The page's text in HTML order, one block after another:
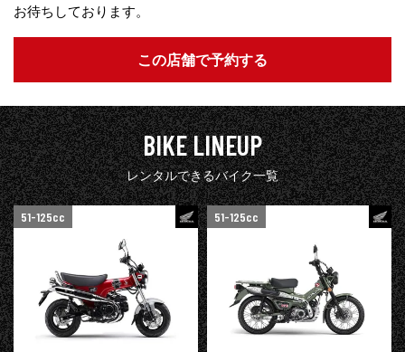
お待ちしております。
この店舗で予約する
BIKE LINEUP
レンタルできるバイク一覧
51-125cc 51-125cc